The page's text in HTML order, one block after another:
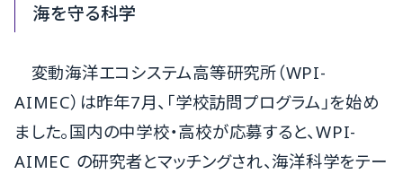
海を守る科学
変動海洋エコシステム高等研究所（WPI-
AIMEC）は昨年7月、「学校訪問プログラム」を始め
ました。国内の中学校・高校が応募すると、WPI-
AIMEC の研究者とマッチングされ、海洋科学をテー